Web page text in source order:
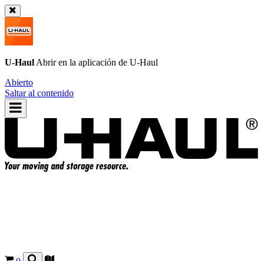
U-Haul Abrir en la aplicación de U-Haul
Abierto
Saltar al contenido